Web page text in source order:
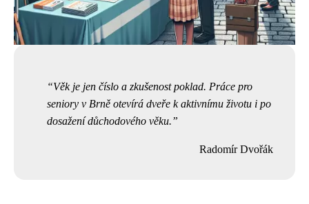
Věk je jen číslo a zkušenost poklad. Práce pro
seniory v Brně otevírá dveře k aktivnímu životu i po
dosažení důchodového věku.
Radomír Dvořák